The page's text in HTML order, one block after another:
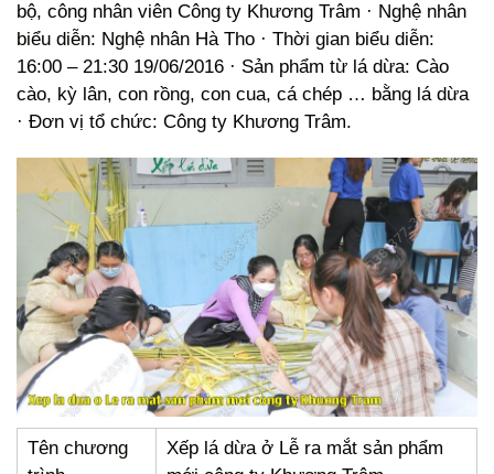
bộ, công nhân viên Công ty Khương Trâm · Nghệ nhân
biểu diễn: Nghệ nhân Hà Tho · Thời gian biểu diễn:
16:00 – 21:30 19/06/2016 · Sản phẩm từ lá dừa: Cào
cào, kỳ lân, con rồng, con cua, cá chép … bằng lá dừa
· Đơn vị tổ chức: Công ty Khương Trâm.
Tên chương
Xếp lá dừa ở Lễ ra mắt sản phẩm